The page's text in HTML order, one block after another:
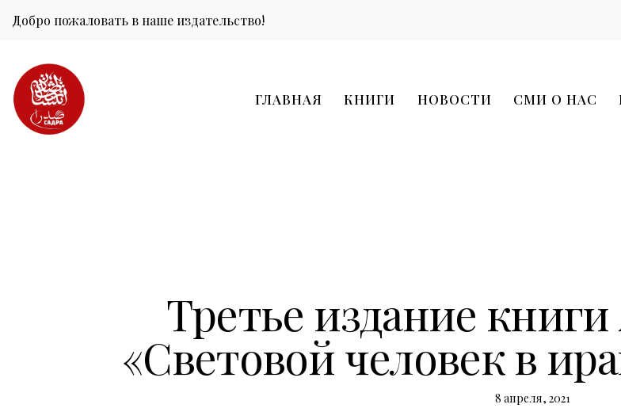
Добро пожаловать в наше издательство!
ГЛАВНАЯ КНИГИ НОВОСТИ СМИ О НАС
Третье издание
«Световой человек в
8 апреля, 2021